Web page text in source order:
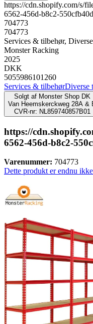
https://cdn.shopify.com/s/
6562-456d-b8c2-
704773
704773
Services & tilbehør,
Monster Racking
2025
DKK
5055986101260
Services & tilbehørDiverse
Solgt af Monster Shop DK
Van Heemskerckweg 28A &
CVR-nr: NL859740857B01
https://
6562-456d-b8c2-
Varenummer: 704773
Dette produkt er endnu